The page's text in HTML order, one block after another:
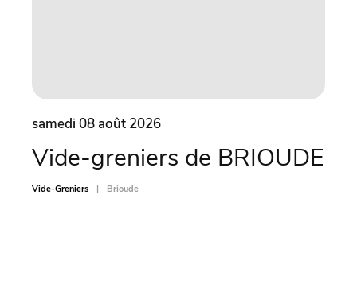
samedi 08 août 2026
Vide-greniers de BRIOUDE
Vide-Greniers Brioude